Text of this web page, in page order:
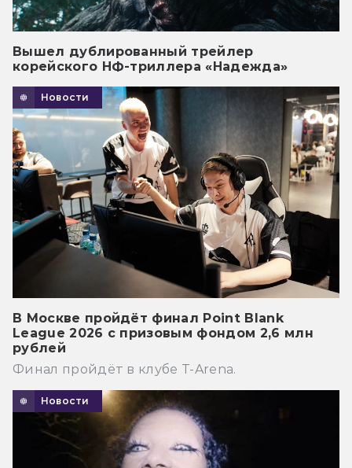
Вышел дублированный трейлер
корейского НФ-триллера «Надежда»
Новости
В Москве пройдёт финал Point Blank
League 2026 с призовым фондом 2,6 млн
рублей
Финал пройдёт в клубе T-Arena.
Новости